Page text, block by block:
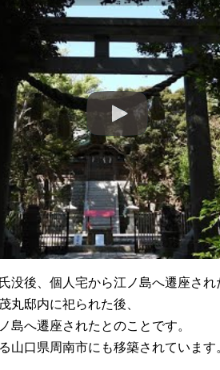
没後、個人宅から江ノ島へ遷座され
丸邸内に祀られた後、
島へ遷座されたとのことです。
山口県周南市にも移築されています